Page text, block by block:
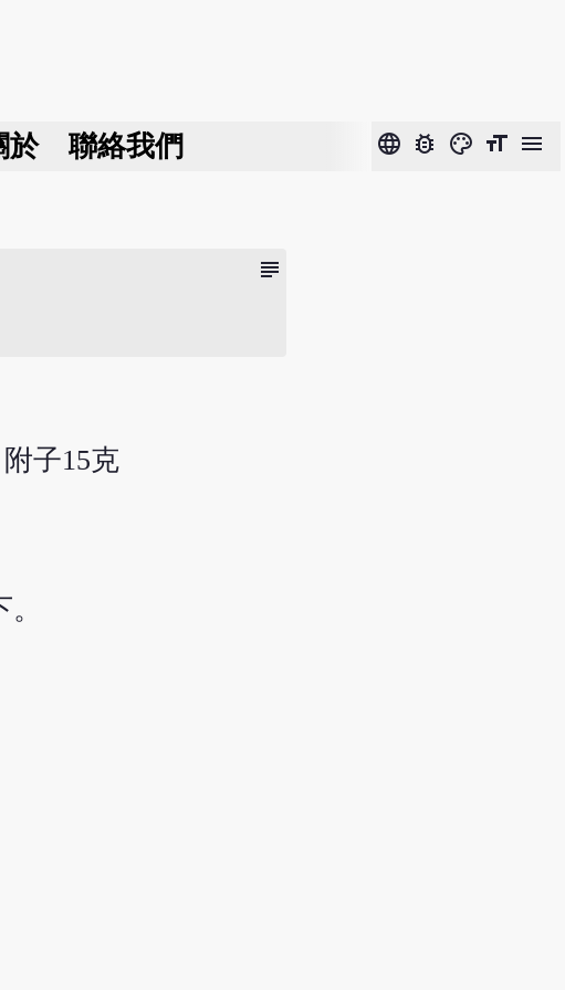
於 聯絡我們 language bug_report color_lens format_size menu
subject
子15克